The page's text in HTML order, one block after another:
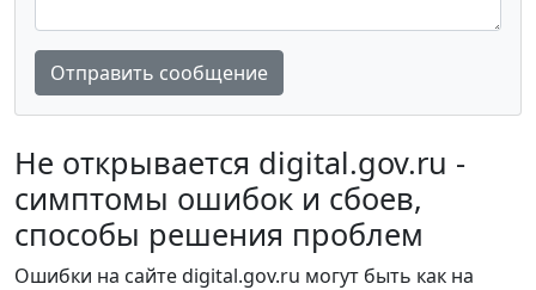
Отправить сообщение
Не открывается digital.gov.ru -
симптомы ошибок и сбоев,
способы решения проблем
Ошибки на сайте digital.gov.ru могут быть как на